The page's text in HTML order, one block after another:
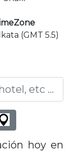
(GMT 5.5)
hoy en